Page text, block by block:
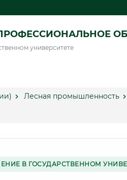
университете
Лесная промышленность
В ГОСУДАРСТВЕННОМ